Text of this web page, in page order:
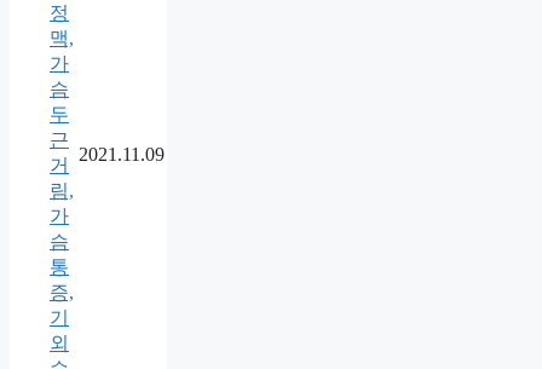
정
맥,
가
슴
두
근
거
림,
가
슴
통
증,
기
외
2021.11.09